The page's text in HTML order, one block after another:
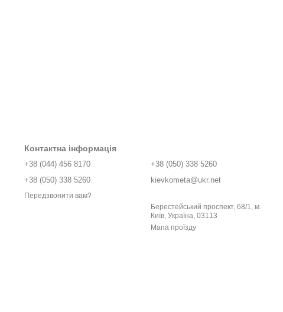
Контактна інформація
+38 (044) 456 8170
+38 (050) 338 5260
Передзвонити вам?
+38 (050) 338 5260
kievkometa@ukr.net
Берестейський проспект, 68/1, м.
Київ, Україна, 03113
Мапа проїзду